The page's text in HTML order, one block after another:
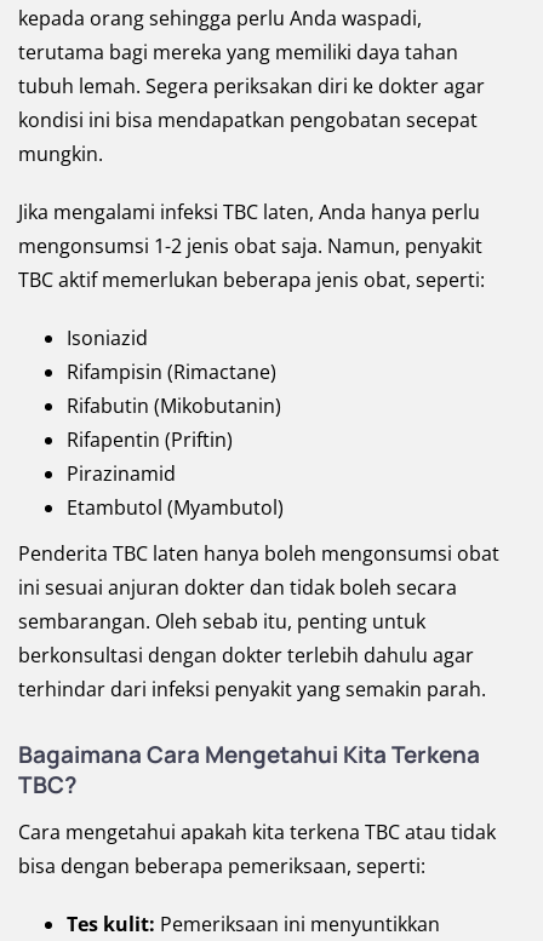
kepada orang sehingga perlu Anda waspadi,
terutama bagi mereka yang memiliki daya tahan
tubuh lemah. Segera periksakan diri ke dokter agar
kondisi ini bisa mendapatkan pengobatan secepat
mungkin.
Jika mengalami infeksi TBC laten, Anda hanya perlu
mengonsumsi 1-2 jenis obat saja. Namun, penyakit
TBC aktif memerlukan beberapa jenis obat, seperti:
Isoniazid
Rifampisin (Rimactane)
Rifabutin (Mikobutanin)
Rifapentin (Priftin)
Pirazinamid
Etambutol (Myambutol)
Penderita TBC laten hanya boleh mengonsumsi obat
ini sesuai anjuran dokter dan tidak boleh secara
sembarangan. Oleh sebab itu, penting untuk
berkonsultasi dengan dokter terlebih dahulu agar
terhindar dari infeksi penyakit yang semakin parah.
Bagaimana Cara Mengetahui Kita Terkena
TBC?
Cara mengetahui apakah kita terkena TBC atau tidak
bisa dengan beberapa pemeriksaan, seperti:
Tes kulit: Pemeriksaan ini menyuntikkan